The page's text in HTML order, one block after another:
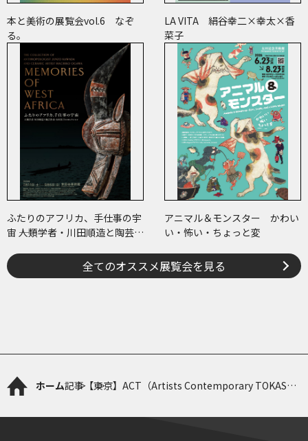
本と美術の展覧会vol.6 なぞ
る。
LA VITA 絹谷幸二×幸太×香
菜子
ふたりのアフリカ、手仕事の宇
宙 ――人類学者・川田順造と陶芸作
アニマル＆モンスター かわい
い・怖い・ちょっと変
全てのオススメ展覧会を見る
ホーム記事【東京】ACT（Artists Contemporary TOKAS）